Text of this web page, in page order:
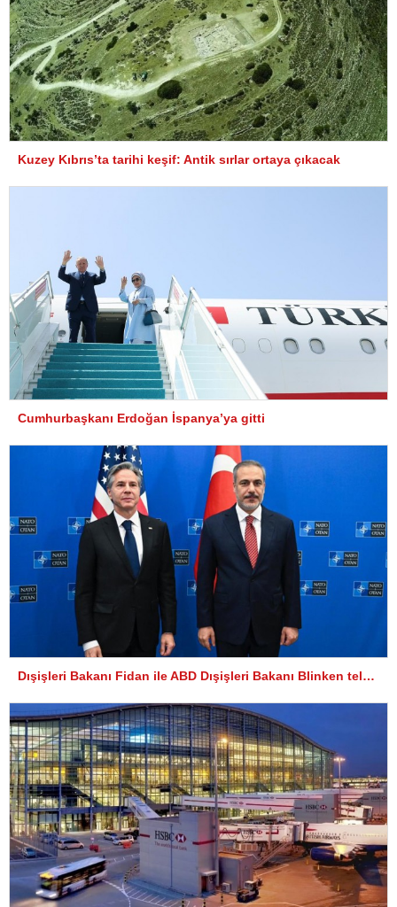
Kuzey Kıbrıs’ta tarihi keşif: Antik sırlar ortaya çıkacak
Cumhurbaşkanı Erdoğan İspanya’ya gitti
Dışişleri Bakanı Fidan ile ABD Dışişleri Bakanı Blinken telefonda görüştü